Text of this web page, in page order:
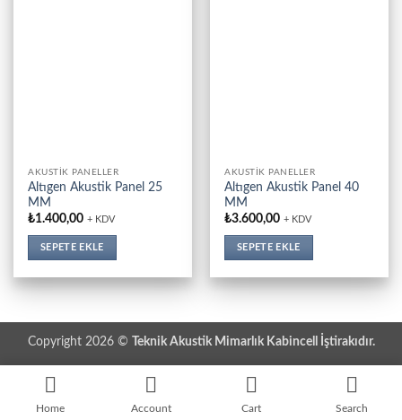
AKUSTIK PANELLER
Altıgen Akustik Panel 25
MM
₺1.400,00 + KDV
SEPETE EKLE
AKUSTIK PANELLER
Altıgen Akustik Panel 40
MM
₺3.600,00 + KDV
SEPETE EKLE
Copyright 2026 © Teknik Akustik Mimarlık Kabincell İştirakıdır.
Home Account Cart Search